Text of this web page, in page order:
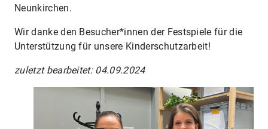
Neunkirchen.
Wir danke den Besucher*innen der Festspiele für die
Unterstützung für unsere Kinderschutzarbeit!
zuletzt bearbeitet: 04.09.2024